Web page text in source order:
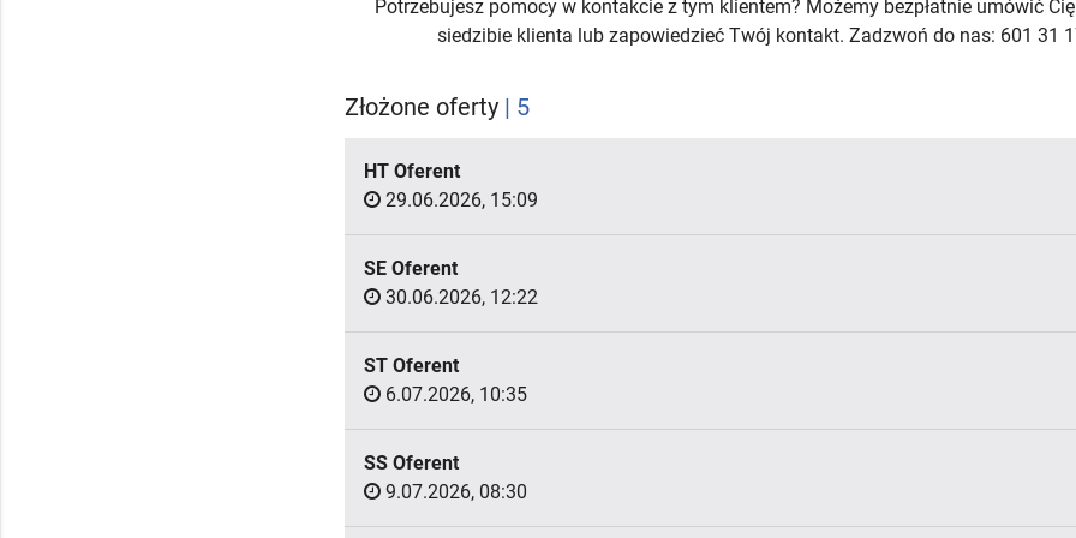
Potrzebujesz pomocy w kontakcie z tym klientem? Możemy bezpłatnie umówić
siedzibie klienta lub zapowiedzieć Twój kontakt. Zadzwoń do nas: 601 31
Złożone oferty | 5
HT Oferent
29.06.2026, 15:09
SE Oferent
30.06.2026, 12:22
ST Oferent
6.07.2026, 10:35
SS Oferent
9.07.2026, 08:30